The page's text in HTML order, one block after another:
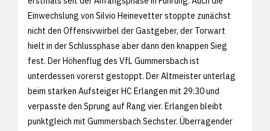
Einwechslung von Silvio Heinevetter stoppte zunächst
nicht den Offensivwirbel der Gastgeber, der Torwart
hielt in der Schlussphase aber dann den knappen Sieg
fest. Der Höhenflug des VfL Gummersbach ist
unterdessen vorerst gestoppt. Der Altmeister unterlag
beim starken Aufsteiger HC Erlangen mit 29:30 und
verpasste den Sprung auf Rang vier. Erlangen bleibt
punktgleich mit Gummersbach Sechster. Überragender